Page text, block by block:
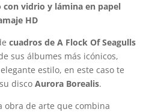
con vidrio y lámina en papel
HD
cuadros de A Flock Of Seagulls
sus álbumes más icónicos,
estilo, en este caso te
disco Aurora Borealis.
obra de arte que combina